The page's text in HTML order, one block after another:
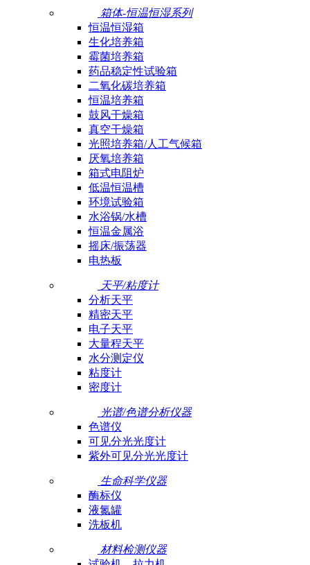
箱体-恒温恒湿系列
恒温恒湿箱
生化培养箱
霉菌培养箱
药品稳定性试验箱
二氧化碳培养箱
恒温培养箱
鼓风干燥箱
真空干燥箱
光照培养箱/人工气候箱
厌氧培养箱
箱式电阻炉
低温恒温槽
环境试验箱
水浴锅/水槽
恒温金属浴
摇床/振荡器
电热板
天平/粘度计
分析天平
精密天平
电子天平
大量程天平
水分测定仪
粘度计
密度计
光谱/色谱分析仪器
色谱仪
可见分光光度计
紫外可见分光光度计
生命科学仪器
酶标仪
液氮罐
洗板机
材料检测仪器